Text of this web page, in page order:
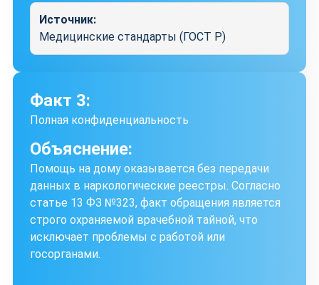
Источник:
Медицинские стандарты (ГОСТ Р)
Факт 3:
Полная конфиденциальность
Объяснение:
Помощь на дому оказывается без передачи
данных в наркологические реестры. Согласно
статье 13 ФЗ №323, факт обращения является
строго охраняемой врачебной тайной, что
исключает проблемы с работой или
госорганами.